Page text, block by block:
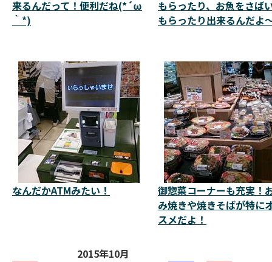
来るんだって！便利だね(*´ω
｀*)
もらったり、お魚をさば
もらったり出来るんだよ
なんだかATMみたい！
御惣菜コーナーも充実！
み焼きや焼きそばが特に
スメだよ！
2015年10月